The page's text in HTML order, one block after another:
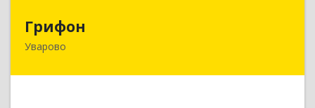
Грифон
Уварово
393461, Тамбовская обл, Уварово г, Южная ул,